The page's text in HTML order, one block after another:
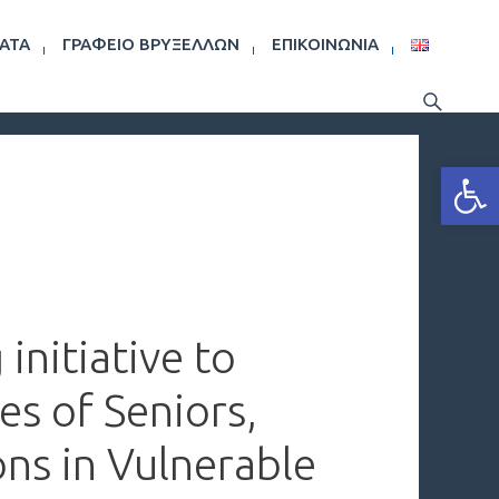
ΓΡΑΦΕΊΟ ΒΡΥΞΕΛΛΏΝ ΕΠΙΚΟΙΝΩΝΊΑ
initiative to
of Seniors,
in Vulnerable